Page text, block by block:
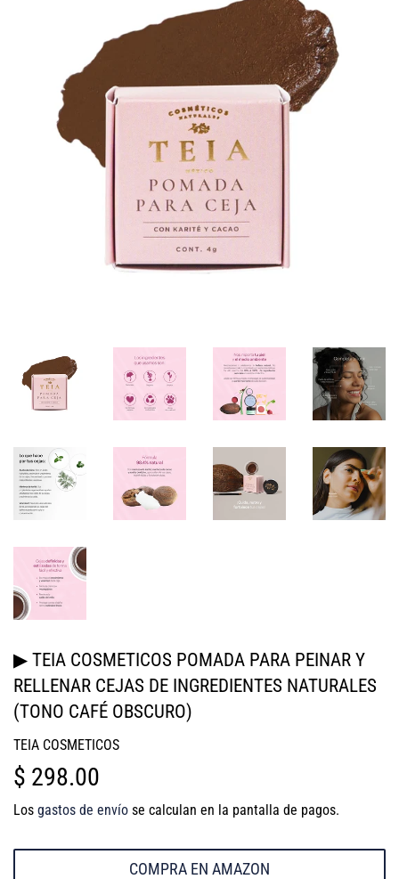
▶ TEIA COSMETICOS POMADA PARA PEINAR Y
RELLENAR CEJAS DE INGREDIENTES NATURALES
(TONO CAFÉ OBSCURO)
TEIA COSMETICOS
$ 298.00
298.00
Los gastos de envío se calculan en la pantalla de pagos.
COMPRA EN AMAZON